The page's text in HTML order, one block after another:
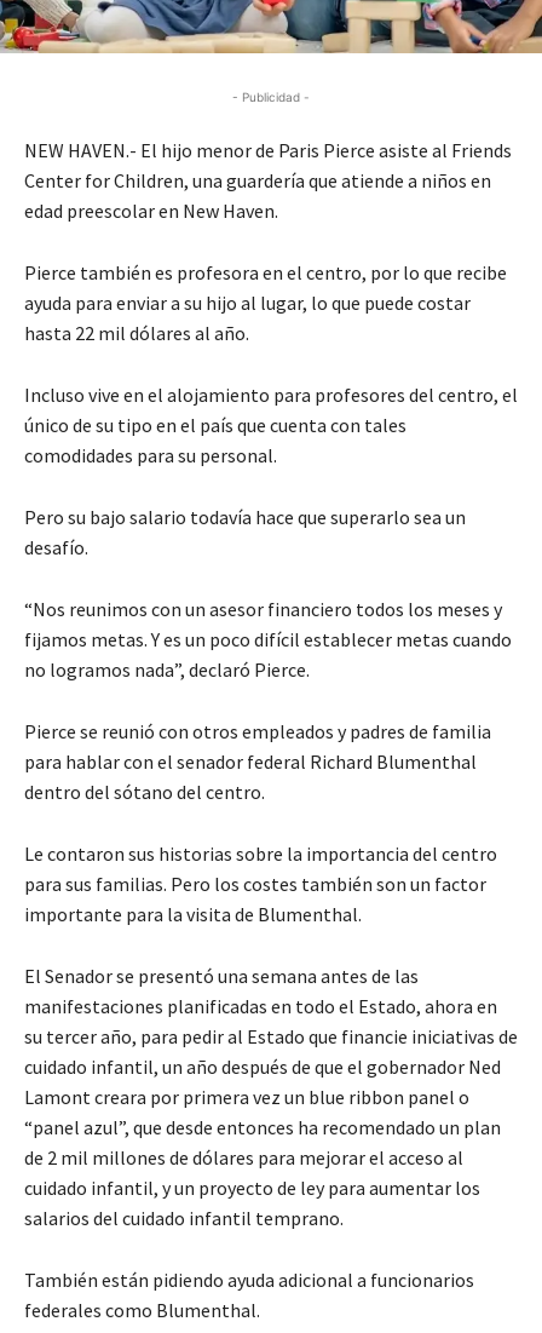
- Publicidad -
NEW HAVEN.- El hijo menor de Paris Pierce asiste al Friends
Center for Children, una guardería que atiende a niños en
edad preescolar en New Haven.
Pierce también es profesora en el centro, por lo que recibe
ayuda para enviar a su hijo al lugar, lo que puede costar
hasta 22 mil dólares al año.
Incluso vive en el alojamiento para profesores del centro, el
único de su tipo en el país que cuenta con tales
comodidades para su personal.
Pero su bajo salario todavía hace que superarlo sea un
desafío.
“Nos reunimos con un asesor financiero todos los meses y
fijamos metas. Y es un poco difícil establecer metas cuando
no logramos nada”, declaró Pierce.
Pierce se reunió con otros empleados y padres de familia
para hablar con el senador federal Richard Blumenthal
dentro del sótano del centro.
Le contaron sus historias sobre la importancia del centro
para sus familias. Pero los costes también son un factor
importante para la visita de Blumenthal.
El Senador se presentó una semana antes de las
manifestaciones planificadas en todo el Estado, ahora en
su tercer año, para pediral Estado que financie iniciativas de
cuidado infantil, un año después de que el gobernador Ned
Lamont creara por primera vez un blue ribbon panel o
“panel azul”, que desde entonces ha recomendado un plan
de 2 mil millones de dólares para mejorar el acceso al
cuidado infantil, y un proyecto de ley para aumentar los
salarios del cuidado infantil temprano.
También están pidiendo ayuda adicional a funcionarios
federales como Blumenthal.